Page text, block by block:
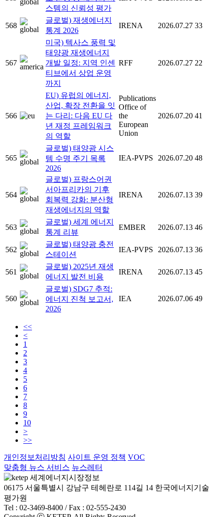
스템의 신뢰성 평가
568
글로벌) 재생에너지
통계 2026
IRENA 2026.07.27 33
567
미국) 텍사스 풍력 및
태양광 재생에너지
개발 일정: 지역 인센
티브에서 상업 운영
까지
RFF 2026.07.27 22
566
EU) 유럽의 에너지,
산업, 확장 전환을 잇
는 다리: 다음 EU 다
년 재정 프레임워크
의 역할
Publications
Office of
the
European
Union
2026.07.20 41
565
글로벌) 태양광 시스
템 수명 주기 목록
2026
IEA-PVPS 2026.07.20 48
564
글로벌) 프랑스어권
서아프리카의 기후
회복력 강화: 분산형
재생에너지의 역할
IRENA 2026.07.13 39
563
글로벌) 세계 에너지
통계 리뷰
EMBER 2026.07.13 46
562
글로벌) 태양광 충전
스테이션
IEA-PVPS 2026.07.13 36
561
글로벌) 2025년 재생
에너지 발전 비용
IRENA 2026.07.13 45
560
글로벌) SDG7 추적:
에너지 진척 보고서,
2026
IEA 2026.07.06 49
<<
<
1
2
3
4
5
6
7
8
9
10
>
>>
개인정보처리방침 사이트 운영 정책 VOC
맞춤형 뉴스 서비스 뉴스레터
06175 서울특별시 강남구 테헤란로 114길 14 한국에너지기술
평가원
Tel : 02-3469-8400 / Fax : 02-555-2430